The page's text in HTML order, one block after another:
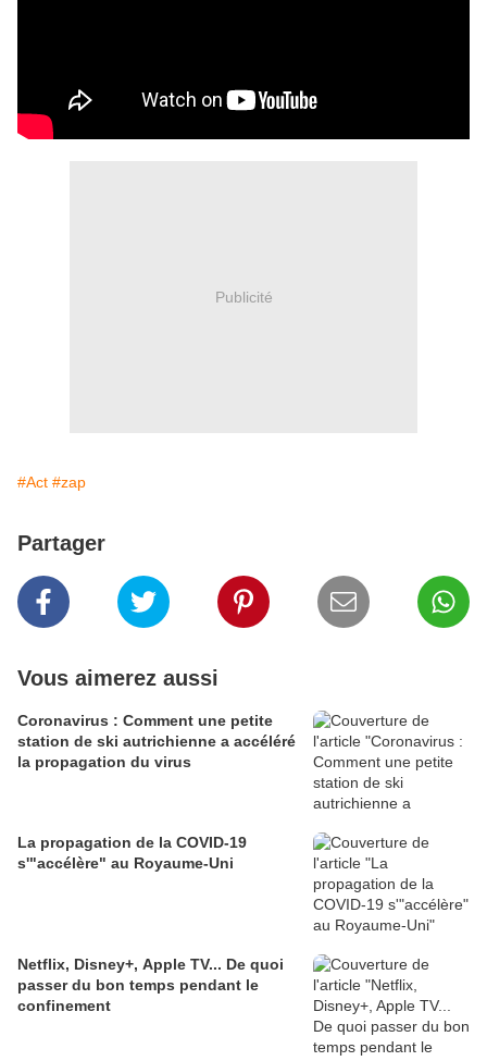
Publicité
#Act #zap
Partager
Vous aimerez aussi
Coronavirus : Comment une petite
station de ski autrichienne a accéléré
la propagation du virus
La propagation de la COVID-19
s'"accélère" au Royaume-Uni
Netflix, Disney+, Apple TV... De quoi
passer du bon temps pendant le
confinement